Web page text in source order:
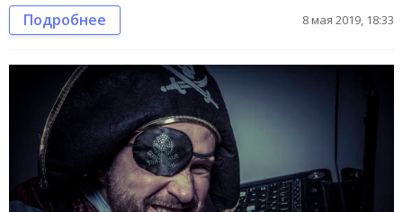
Подробнее 8 мая 2019, 18:33